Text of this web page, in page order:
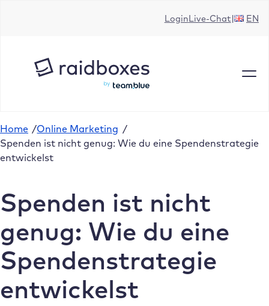
LoginLive-Chat EN
Home /Online Marketing /
Spenden ist nicht genug: Wie du eine Spendenstrategie
entwickelst
Spenden ist nicht
genug: Wie du eine
Spendenstrategie
entwickelst